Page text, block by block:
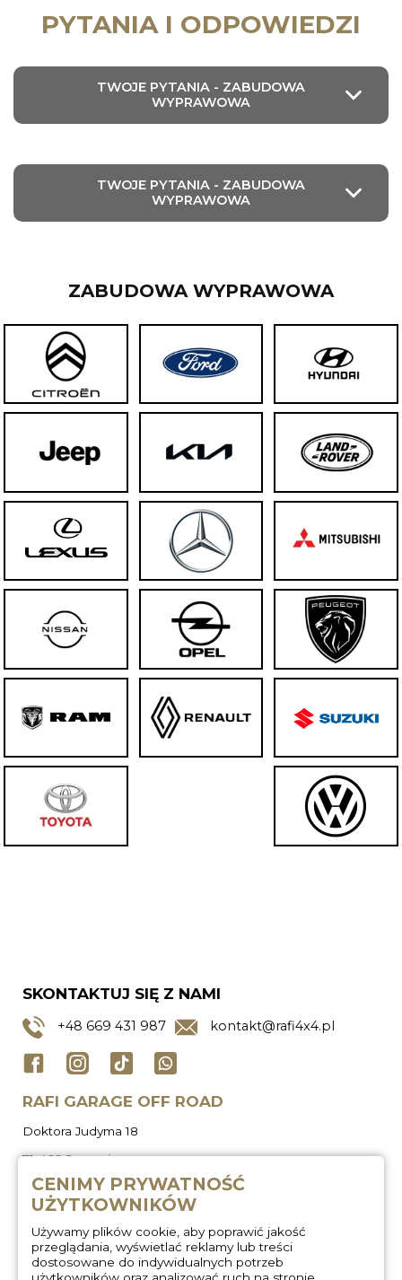
PYTANIA I ODPOWIEDZI
TWOJE PYTANIA - ZABUDOWA
WYPRAWOWA
TWOJE PYTANIA - ZABUDOWA
WYPRAWOWA
ZABUDOWA WYPRAWOWA
SKONTAKTUJ SIĘ Z NAMI
+48 669 431 987 kontakt@rafi4x4.pl
RAFI GARAGE OFF ROAD
Doktora Judyma 18
71-466 Szczecin
CENIMY PRYWATNOŚĆ
UŻYTKOWNIKÓW
Używamy plików cookie, aby poprawić jakość
przeglądania, wyświetlać reklamy lub treści
dostosowane do indywidualnych potrzeb